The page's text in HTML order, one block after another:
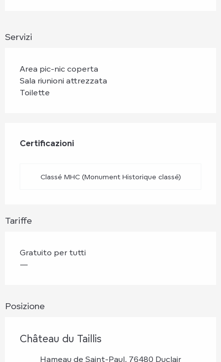
Servizi
Area pic-nic coperta
Sala riunioni attrezzata
Toilette
Certificazioni
Certificazioni
Classé MHC (Monument Historique classé)
Tariffe
Gratuito per tutti
—
Posizione
Château du Taillis
Hameau de Saint-Paul, 76480 Duclair